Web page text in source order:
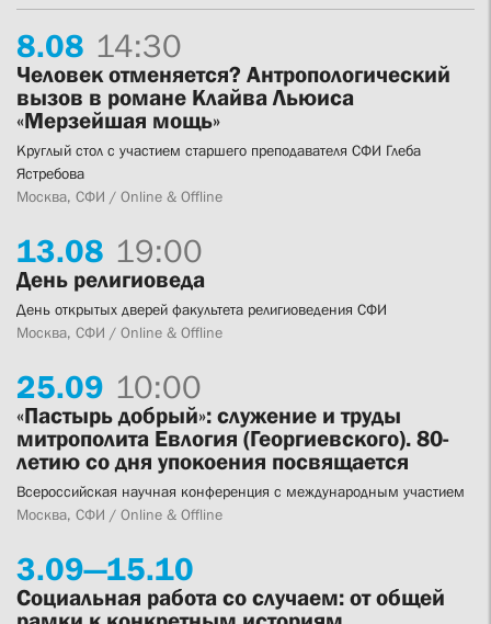
8.08 14:30
Человек отменяется? Антропологический
вызов в романе Клайва Льюиса
«Мерзейшая мощь»
Круглый стол с участием старшего преподавателя СФИ Глеба
Ястребова
Москва, СФИ / Online & Offline
13.08 19:00
День религиоведа
День открытых дверей факультета религиоведения СФИ
Москва, СФИ / Online & Offline
25.09 10:00
«Пастырь добрый»: служение и труды
митрополита Евлогия (Георгиевского). 80-
летию со дня упокоения посвящается
Всероссийская научная конференция с международным участием
Москва, СФИ / Online & Offline
3.09—15.10
Социальная работа со случаем: от общей